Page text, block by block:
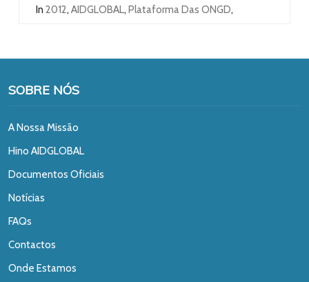
In 2012, AIDGLOBAL, Plataforma Das ONGD,
SOBRE NÓS
A Nossa Missão
Hino AIDGLOBAL
Documentos Oficiais
Notícias
FAQs
Contactos
Onde Estamos